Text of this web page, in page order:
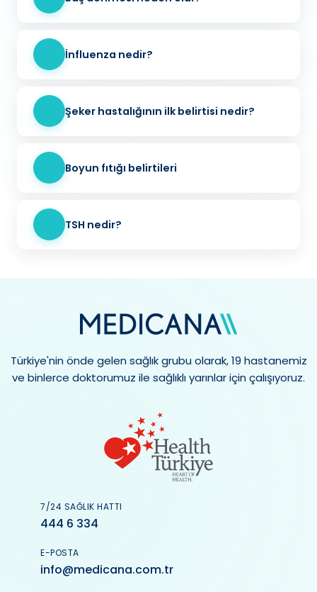
İnfluenza nedir?
Şeker hastalığının ilk belirtisi nedir?
Boyun fıtığı belirtileri
TSH nedir?
Türkiye'nin önde gelen sağlık grubu olarak, 19 hastanemiz
ve binlerce doktorumuz ile sağlıklı yarınlar için çalışıyoruz.
7/24 SAĞLIK HATTI
444 6 334
E-POSTA
info@medicana.com.tr